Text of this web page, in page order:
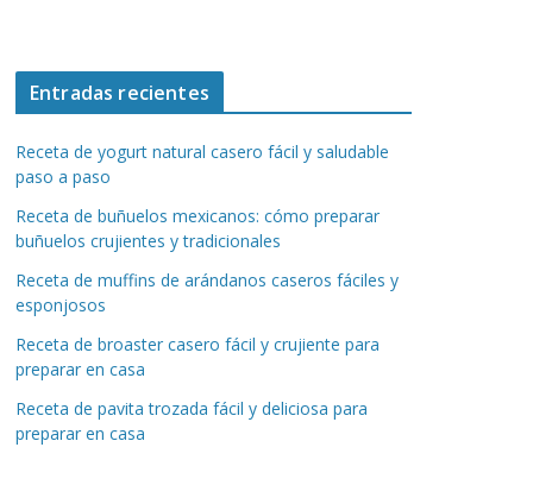
Entradas recientes
Receta de yogurt natural casero fácil y saludable
paso a paso
Receta de buñuelos mexicanos: cómo preparar
buñuelos crujientes y tradicionales
Receta de muffins de arándanos caseros fáciles y
esponjosos
Receta de broaster casero fácil y crujiente para
preparar en casa
Receta de pavita trozada fácil y deliciosa para
preparar en casa